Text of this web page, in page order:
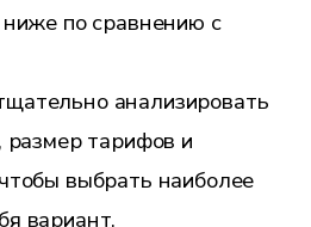
ниже по сравнению с
анализировать
размер тарифов и
выбрать наиболее
вариант.